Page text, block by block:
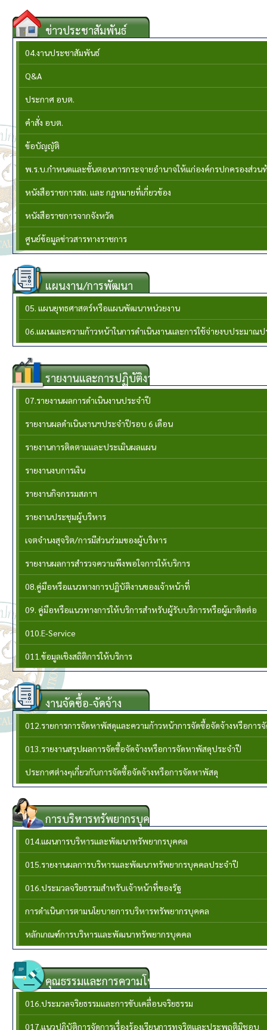
ข่าวประชาสัมพันธ์
04.งานประชาสัมพันธ์
Q&A
ประกาศ อบต.
คำสั่ง อบต.
ข้อบัญญัติ
พ.ร.บ.กำหนดและขั้นตอนการกระจายอำนาจให้แก่องค์กรปกครองส่ว
หนังสือราชการสถ. และ กฎหมายที่เกี่ยวข้อง
หนังสือราชการจากจังหวัด
ศูนย์ข้อมูลข่าวสารทางราชการ
แผนงาน/การพัฒนา
05. แผนยุทธศาสตร์หรือแผนพัฒนาหน่วยงาน
06.แผนและความก้าวหน้าในการดำเนินงานและการใช้จ่ายงบประมาณ
รายงานและการปฏิบัติงาน
07.รายงานผลการดำเนินงานประจำปี
รายงานผลดำเนินงานฯประจำปีรอบ 6 เดือน
รายงานการติดตามและประเมินผลแผน
รายงานงบการเงิน
รายงานกิจกรรมสภาฯ
รายงานประชุมผู้บริหาร
เจตจำนงสุจริต/การมีส่วนร่วมของผู้บริหาร
รายงานผลการสำรวจความพึงพอใจการให้บริการ
08.คู่มือหรือแนวทางการปฏิบัติงานของเจ้าหน้าที่
09. คู่มือหรือแนวทางการให้บริการสำหรับผู้รับบริการหรือผู้มาติดต่อ
010.E-Service
011.ข้อมูลเชิงสถิติการให้บริการ
งานจัดซื้อ-จัดจ้าง
012.รายการการจัดหาพัสดุและความก้าวหน้าการจัดซื้อจัดจ้างหรือกา
013.รายงานสรุปผลการจัดซื้อจัดจ้างหรือการจัดหาพัสดุประจำปี
ประกาศต่างๆเกี่ยวกับการจัดซื้อจัดจ้างหรือการจัดหาพัสดุ
การบริหารทรัพยากรบุคล
014.แผนการบริหารและพัฒนาทรัพยากรบุคคล
015.รายงานผลการบริหารและพัฒนาทรัพยากรบุคคลประจําปี
016.ประมวลจริยธรรมสำหรับเจ้าหน้าที่ของรัฐ
การดำเนินการตามนโยบายการบริหารทรัพยากรบุคคล
หลักเกณฑ์การบริหารและพัฒนาทรัพยากรบุคคล
คุณธรรมและการความโปร่งใส
016.ประมวลจริยธรรมและการขับเคลื่อนจริยธรรม
017.แนวปฏิบัติการจัดการเรื่องร้องเรียนการทุจริตและประพฤติมิชอบ